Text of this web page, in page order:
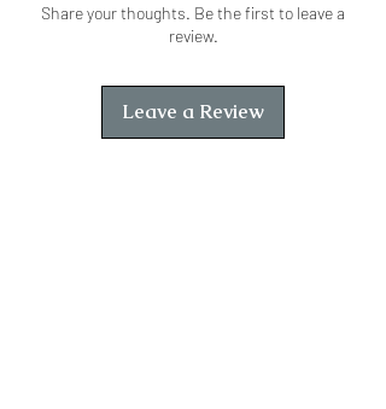
Share your thoughts. Be the first to leave a
review.
Leave a Review